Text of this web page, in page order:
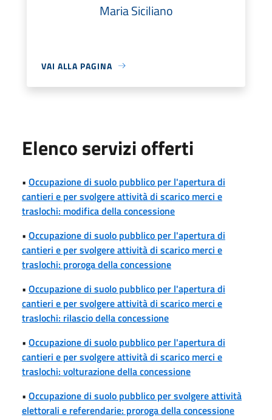
Maria Siciliano
VAI ALLA PAGINA
Elenco servizi offerti
• Occupazione di suolo pubblico per l'apertura di
cantieri e per svolgere attività di scarico merci e
traslochi: modifica della concessione
• Occupazione di suolo pubblico per l'apertura di
cantieri e per svolgere attività di scarico merci e
traslochi: proroga della concessione
• Occupazione di suolo pubblico per l'apertura di
cantieri e per svolgere attività di scarico merci e
traslochi: rilascio della concessione
• Occupazione di suolo pubblico per l'apertura di
cantieri e per svolgere attività di scarico merci e
traslochi: volturazione della concessione
• Occupazione di suolo pubblico per svolgere attività
elettorali e referendarie: proroga della concessione